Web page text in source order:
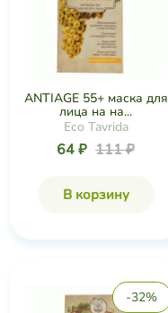
ANTIAGE 55+ маска для
лица на на...
Eco Tavrida
64 ₽ 111 ₽
В корзину
-32%